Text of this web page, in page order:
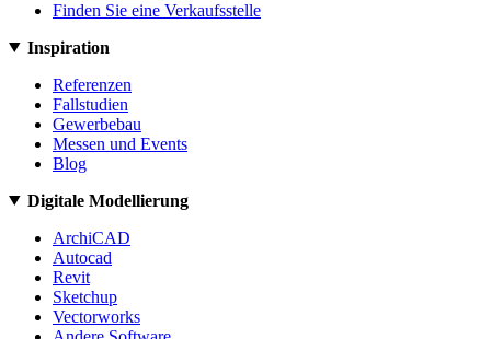
Finden Sie eine Verkaufsstelle
Inspiration
Referenzen
Fallstudien
Gewerbebau
Messen und Events
Blog
Digitale Modellierung
ArchiCAD
Autocad
Revit
Sketchup
Vectorworks